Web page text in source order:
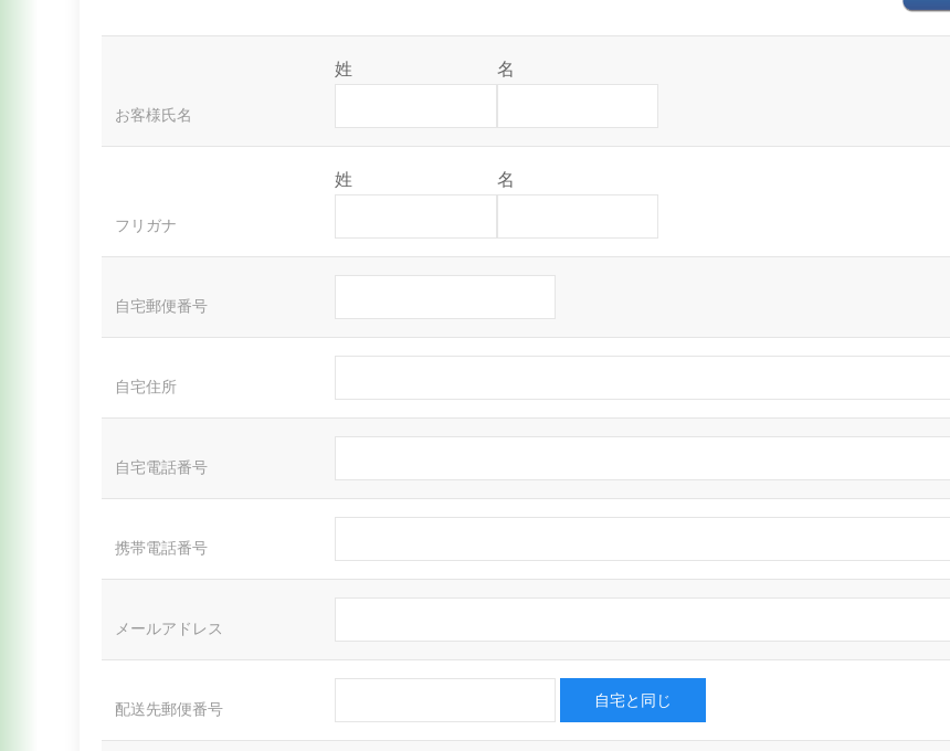
お客様氏名
姓 名
フリガナ
姓 名
自宅郵便番号
自宅住所
自宅電話番号
携帯電話番号
メールアドレス
配送先郵便番号 自宅と同じ